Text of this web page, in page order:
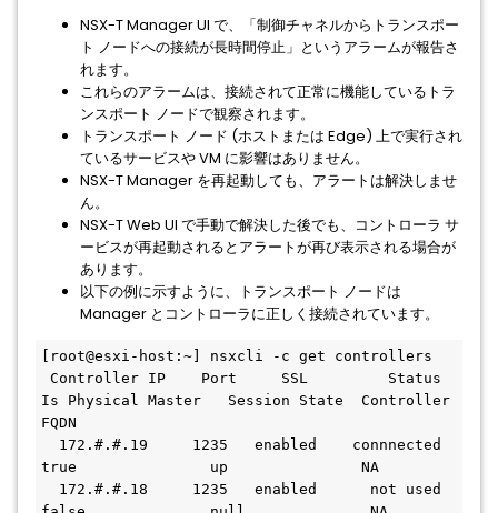
NSX-T Manager UI で、「制御チャネルからトランスポー
ト ノードへの接続が長時間停止」というアラームが報告さ
れます。
これらのアラームは、接続されて正常に機能しているトラ
ンスポート ノードで観察されます。
トランスポート ノード (ホストまたは Edge) 上で実行され
ているサービスや VM に影響はありません。
NSX-T Manager を再起動しても、アラートは解決しませ
ん。
NSX-T Web UI で手動で解決した後でも、コントローラ サ
ービスが再起動されるとアラートが再び表示される場合が
あります。
以下の例に示すように、トランスポート ノードは
Manager とコントローラに正しく接続されています。
[root@esxi-host:~] nsxcli -c get controllers
Is Physical Master   Session State  Controller
FQDN
true               up               NA